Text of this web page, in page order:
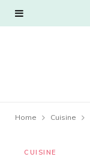
Home Cuisine
CUISINE